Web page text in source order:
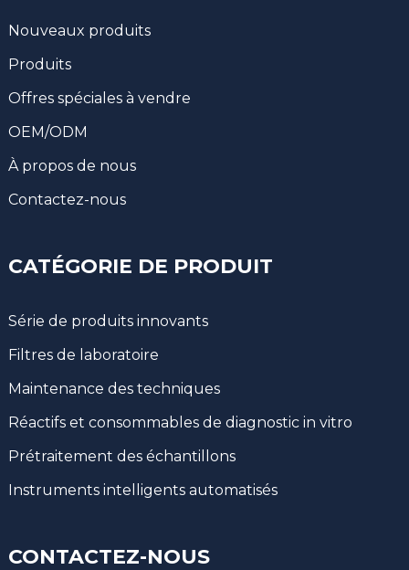
Nouveaux produits
Produits
Offres spéciales à vendre
OEM/ODM
À propos de nous
Contactez-nous
CATÉGORIE DE PRODUIT
Série de produits innovants
Filtres de laboratoire
Maintenance des techniques
Réactifs et consommables de diagnostic in vitro
Prétraitement des échantillons
Instruments intelligents automatisés
CONTACTEZ-NOUS